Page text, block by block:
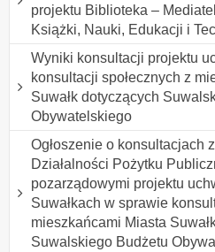
projektu Biblioteka –
Książki, Nauki, Edukacji i
Wyniki konsultacji projektu
konsultacji społecznych z
Suwałk dotyczących
Obywatelskiego
Ogłoszenie o konsultacjach
Działalności Pożytku
pozarządowymi projektu
Suwałkach w sprawie
mieszkańcami Miasta
Suwalskiego Budżetu